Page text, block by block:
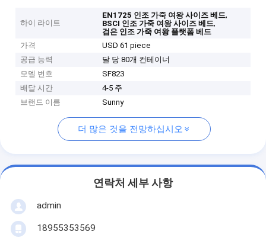
하이 라이트
EN1725 인조 가죽 여왕 사이즈 베드,
BSCI 인조 가죽 여왕 사이즈 베드,
검은 인조 가죽 여왕 플랫폼 베드
가격
USD 61 piece
공급 능력
달 당 80개 컨테이너
모델 번호
SF823
배달 시간
4-5 주
브랜드 이름
Sunny
더 많은 것을 전망하십시오
연락처 세부 사항
admin
18955353569